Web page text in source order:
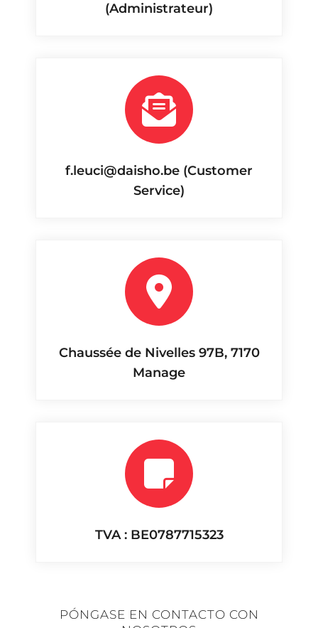
(Administrateur)
f.leuci@daisho.be (Customer
Service)
Chaussée de Nivelles 97B, 7170
Manage
TVA : BE0787715323
PÓNGASE EN CONTACTO CON